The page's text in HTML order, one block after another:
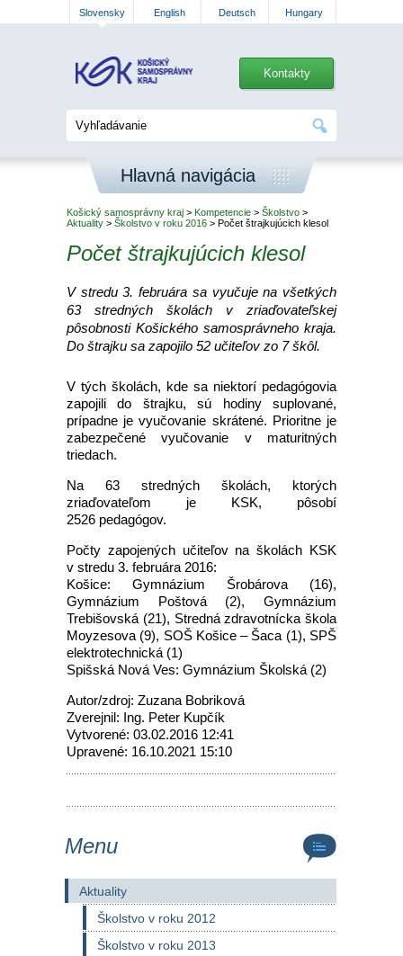
Slovensky English Deutsch Hungary
Kontakty
Hlavná navigácia
Košický samosprávny kraj > Kompetencie > Školstvo >
Aktuality > Školstvo v roku 2016 > Počet štrajkujúcich klesol
Počet štrajkujúcich klesol
V stredu 3. februára sa vyučuje na všetkých
63 stredných školách v zriaďovateľskej
pôsobnosti Košického samosprávneho kraja.
Do štrajku sa zapojilo 52 učiteľov zo 7 škôl.
V tých školách, kde sa niektorí pedagógovia
zapojili do štrajku, sú hodiny suplované,
prípadne je vyučovanie skrátené. Prioritne je
zabezpečené vyučovanie v maturitných
triedach.
Na 63 stredných školách, ktorých
zriaďovateľom je KSK, pôsobí
2526 pedagógov.
Počty zapojených učiteľov na školách KSK
v stredu 3. februára 2016:
Košice: Gymnázium Šrobárova (16),
Gymnázium Poštová (2), Gymnázium
Trebišovská (21), Stredná zdravotnícka škola
Moyzesova (9), SOŠ Košice – Šaca (1), SPŠ
elektrotechnická (1)
Spišská Nová Ves: Gymnázium Školská (2)
Autor/zdroj: Zuzana Bobriková
Zverejnil: Ing. Peter Kupčík
Vytvorené: 03.02.2016 12:41
Upravené: 16.10.2021 15:10
Menu
Aktuality
Školstvo v roku 2012
Školstvo v roku 2013